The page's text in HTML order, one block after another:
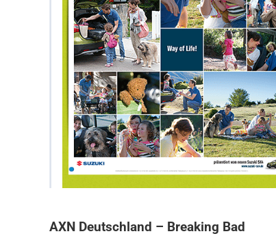
AXN Deutschland – Breaking Bad